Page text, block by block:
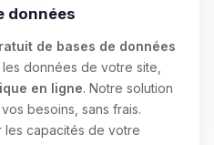
données
de bases de données
données de votre site,
en ligne. Notre solution
besoins, sans frais.
les capacités de votre